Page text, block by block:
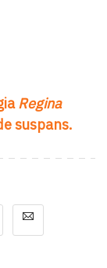
Regina
suspans.